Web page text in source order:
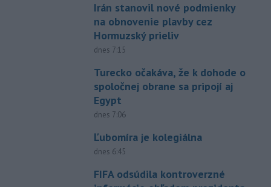
Irán stanovil nové podmienky
na obnovenie plavby cez
Hormuzský prieliv
dnes 7:15
Turecko očakáva, že k dohode o
spoločnej obrane sa pripojí aj
Egypt
dnes 7:06
Ľubomíra je kolegiálna
dnes 6:45
FIFA odsúdila kontroverzné